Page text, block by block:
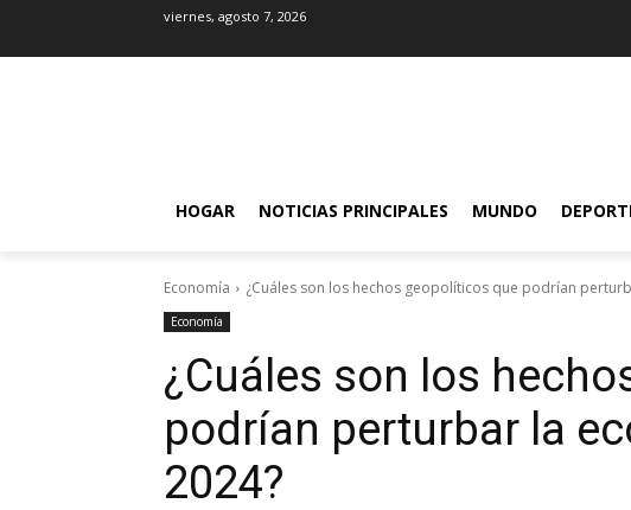
viernes, agosto 7, 2026
HOGAR NOTICIAS PRINCIPALES MUNDO
Economía ¿Cuáles son los hechos geopolíticos que podrían
Economía
¿Cuáles son los
podrían perturbar la
2024?